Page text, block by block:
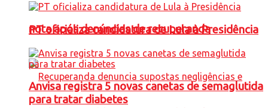
nota após denúncias de recuperanda
PT oficializa candidatura de Lula à Presidência
Anvisa registra 5 novas canetas de semaglutida
para tratar diabetes